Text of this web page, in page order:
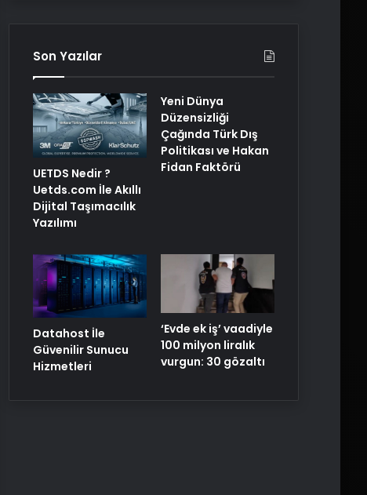
Son Yazılar
UETDS Nedir ?
Uetds.com İle Akıllı
Dijital Taşımacılık
Yazılımı
Yeni Dünya
Düzensizliği
Çağında Türk Dış
Politikası ve Hakan
Fidan Faktörü
Datahost İle
Güvenilir Sunucu
Hizmetleri
‘Evde ek iş’ vaadiyle
100 milyon liralık
vurgun: 30 gözaltı